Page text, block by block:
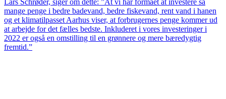
mange penge i bedre badevand, bedre fiskevand, rent vand i hanen
og et klimatilpasset Aarhus viser, at forbrugernes penge kommer ud
at arbejde for det fælles bedste. Inkluderet i vores investeringer i
2022 er også en omstilling til en grønnere og mere bæredygtig
fremtid.”